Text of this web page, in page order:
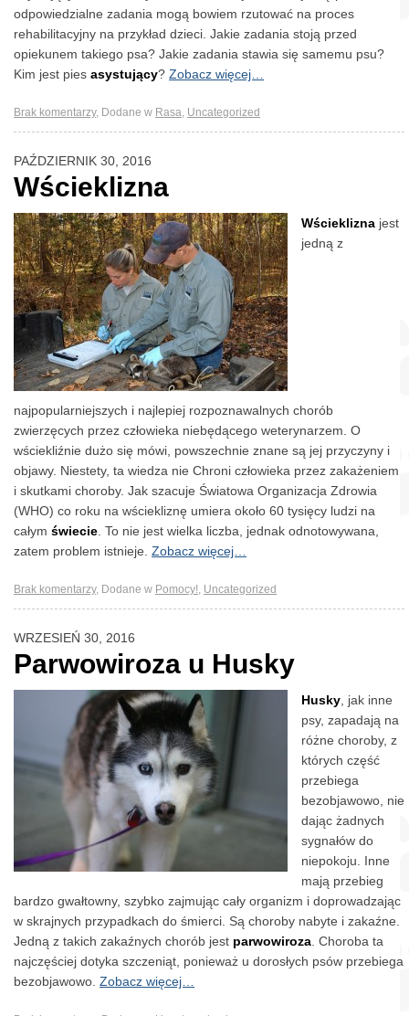
odpowiedzialne zadania mogą bowiem rzutować na proces
rehabilitacyjny na przykład dzieci. Jakie zadania stoją przed
opiekunem takiego psa? Jakie zadania stawia się samemu psu?
Kim jest pies asystujący? Zobacz więcej…
Brak komentarzy, Dodane w Rasa Uncategorized
PAŹDZIERNIK 30, 2016
Wścieklizna
Wścieklizna jest
jedną z
najpopularniejszych i najlepiej rozpoznawalnych chorób
zwierzęcych przez człowieka niebędącego weterynarzem. O
wściekliźnie dużo się mówi, powszechnie znane są jej przyczyny i
objawy. Niestety, ta wiedza nie Chroni człowieka przez zakażeniem
i skutkami choroby. Jak szacuje Światowa Organizacja Zdrowia
(WHO) co roku na wściekliznę umiera około 60 tysięcy ludzi na
całym świecie . To nie jest wielka liczba, jednak odnotowywana,
zatem problem istnieje. Zobacz więcej…
Brak komentarzy, Dodane w Pomocy! Uncategorized
WRZESIEŃ 30, 2016
Parwowiroza u Husky
Husky , jak inne
psy, zapadają na
różne choroby, z
których część
przebiega
bezobjawowo, nie
dając żadnych
sygnałów do
niepokoju. Inne
mają przebieg
bardzo gwałtowny, szybko zajmując cały organizm i doprowadzając
w skrajnych przypadkach do śmierci. Są choroby nabyte i zakaźne.
Jedną z takich zakaźnych chorób jest parwowiroza . Choroba ta
najczęściej dotyka szczeniąt, ponieważ u dorosłych psów przebiega
bezobjawowo. Zobacz więcej…